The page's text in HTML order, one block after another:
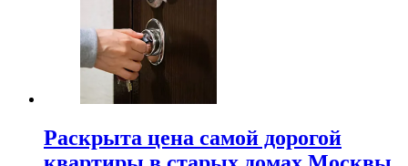
Раскрыта цена самой дорогой